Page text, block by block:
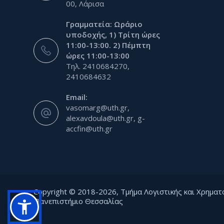
00, Λάρισα
Γραμματεία: Ωράριο
υποδοχής, 1) Τρίτη ώρες
11:00-13:00. 2) Πέμπτη
ώρες 11:00-13:00
Τηλ. 2410684270,
2410684632
Email:
vasomarg@uth.gr,
alexavdoula@uth.gr, g-
accfin@uth.gr
Copyright © 2018-2026, Τμήμα Λογιστικής και
Πανεπιστήμιο Θεσσαλίας